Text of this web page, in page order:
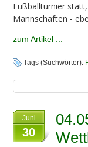
Fußballturnier
Mannschaften -
zum Artikel ...
Tags (Suchwörter):
Juni
30